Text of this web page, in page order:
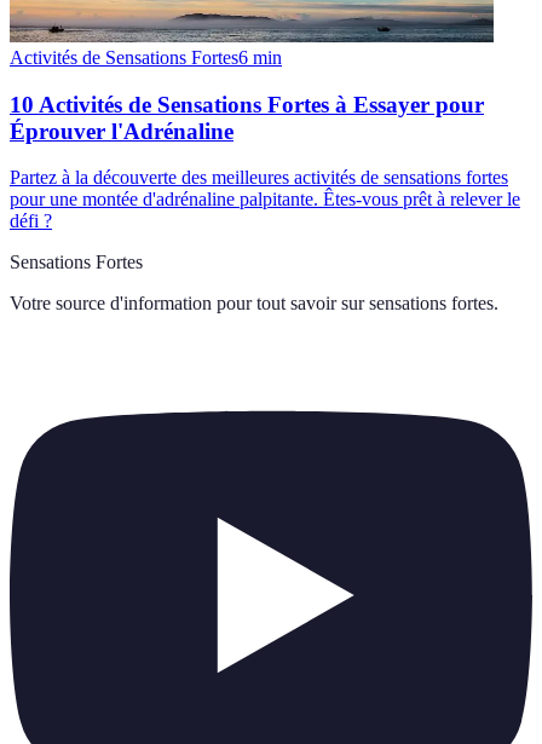
Activités de Sensations Fortes6 min
10 Activités de Sensations Fortes à Essayer pour
Éprouver l'Adrénaline
Partez à la découverte des meilleures activités de sensations fortes
pour une montée d'adrénaline palpitante. Êtes-vous prêt à relever le
défi ?
Sensations Fortes
Votre source d'information pour tout savoir sur sensations fortes.